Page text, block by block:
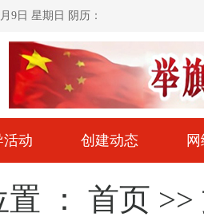
9日 星期日 阴历：
活动 创建动态
： 首页 >>